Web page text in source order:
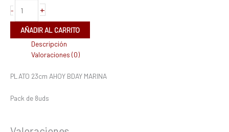
- +
AÑADIR AL CARRITO
Descripción
Valoraciones (0)
PLATO 23cm AHOY BDAY MARINA
Pack de 8uds